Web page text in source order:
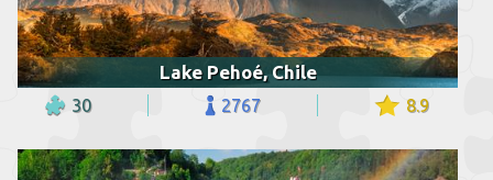
Lake Pehoé, Chile
30 2767 8.9